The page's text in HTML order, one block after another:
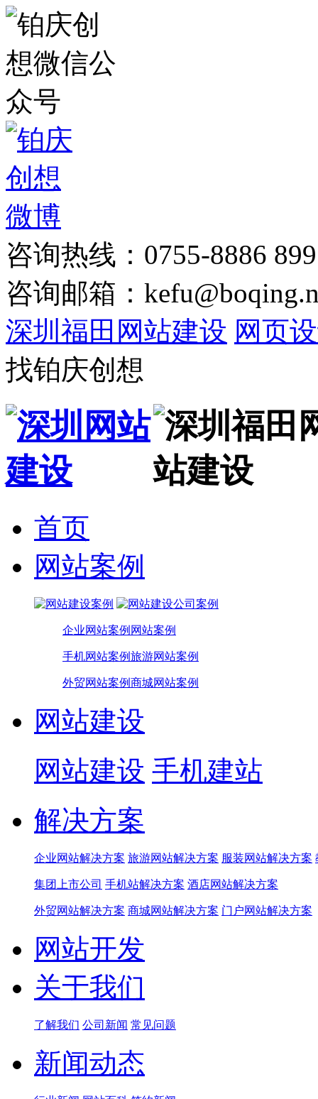
咨询热线：0755-8886
咨询邮箱：
深圳福田网站建设 网页
找铂庆创想
首页
网站案例
企业网站案例 网站案例
手机网站案例旅游网站案例
外贸网站案例商城网站案例
网站建设
网站建设 手机建站
解决方案
企业网站解决方案 旅游网站解决方案 服装网站解决方案
集团上市公司 手机站解决方案 酒店网站解决方案
外贸网站解决方案 商城网站解决方案 门户网站解决方案
网站开发
关于我们
了解我们 公司新闻 常见问题
新闻动态